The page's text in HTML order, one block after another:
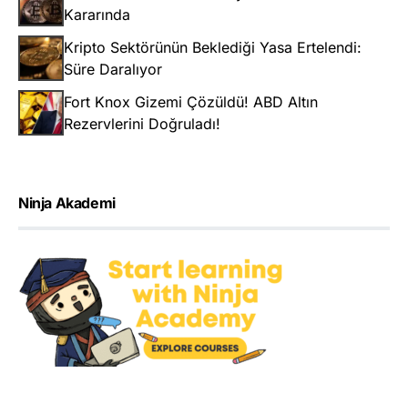
Kararında
Kripto Sektörünün Beklediği Yasa Ertelendi:
Süre Daralıyor
Fort Knox Gizemi Çözüldü! ABD Altın
Rezervlerini Doğruladı!
Ninja Akademi